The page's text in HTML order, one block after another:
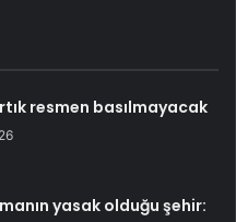
resmen basılmayacak
yasak olduğu şehir: